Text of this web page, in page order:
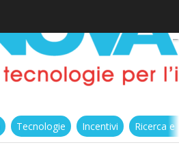
Tecnologie Incentivi Ricerca